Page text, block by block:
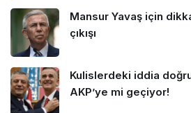
Mansur Yavaş için
çıkışı
Kulislerdeki iddia
AKP’ye mi geçiyor!